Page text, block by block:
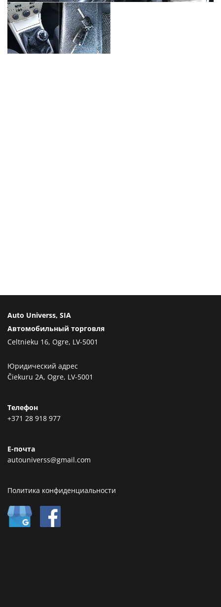
Auto Universs, SIA
Автомобильный торговля
Celtnieku 16, Ogre, LV-5001
Юридический адрес
Čiekuru 2A, Ogre, LV-5001
Телефон
+371 28 918 977
Е-почта
autouniverss@gmail.com
Политика конфиденциальности